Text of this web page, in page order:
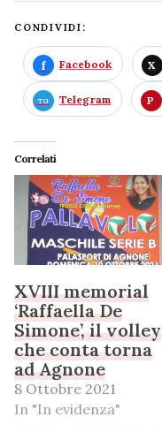
CONDIVIDI:
Facebook
Telegram
Correlati
XVIII memorial
‘Raffaella De
Simone’, il volley
che conta torna
ad Agnone
8 Ottobre 2021
In "In evidenza"